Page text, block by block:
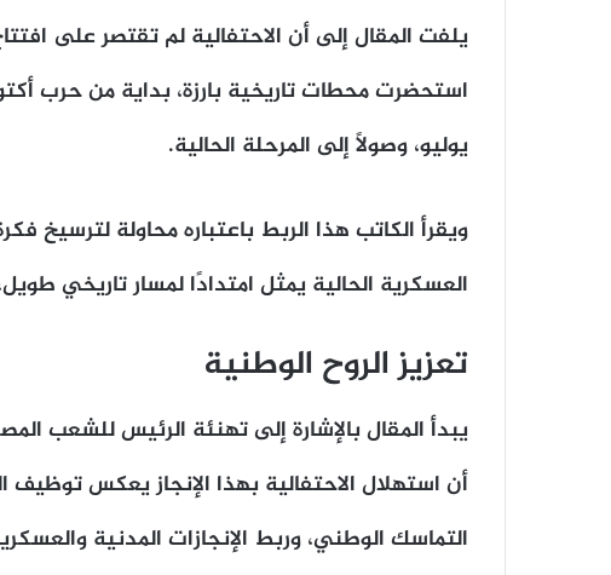
يلفت المقال إلى أن الاحتفالية لم تقتصر على
يوليو، وصولًا إلى المرحلة الحالية.
ويقرأ الكاتب هذا الربط باعتباره محاولة لترسيخ
العسكرية الحالية يمثل امتدادًا لمسار تاريخي
تعزيز الروح الوطنية
يبدأ المقال بالإشارة إلى تهنئة الرئيس للشعب
أن استهلال الاحتفالية بهذا الإنجاز يعكس توظيف
التماسك الوطني، وربط الإنجازات المدنية